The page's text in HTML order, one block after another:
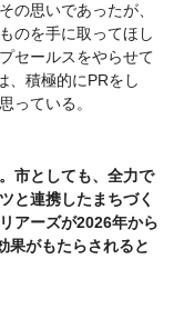
の思いであったが、
のを手に取ってほし
セールスをやらせて
、積極的にPRをし
っている。
市としても、全力で
と連携したまちづく
アーズが2026年から
果がもたらされると